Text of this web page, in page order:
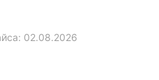
02.08.2026